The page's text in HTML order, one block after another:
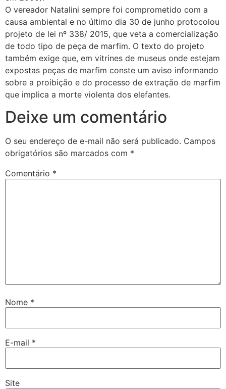
O vereador Natalini sempre foi comprometido com a
causa ambiental e no último dia 30 de junho protocolou
projeto de lei nº 338/ 2015, que veta a comercialização
de todo tipo de peça de marfim. O texto do projeto
também exige que, em vitrines de museus onde estejam
expostas peças de marfim conste um aviso informando
sobre a proibição e do processo de extração de marfim
que implica a morte violenta dos elefantes.
Deixe um comentário
O seu endereço de e-mail não será publicado. Campos
obrigatórios são marcados com *
Comentário *
Nome *
E-mail *
Site